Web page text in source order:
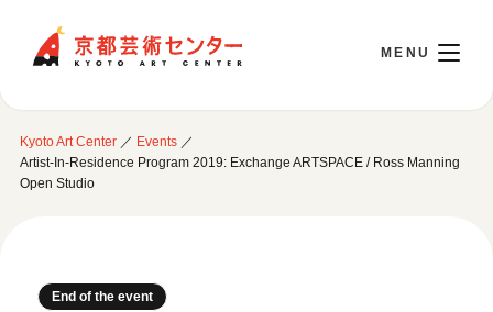
日本語
Kyoto Art Center／ Events／
Artist-In-Residence Program 2019: Exchange ARTSPACE / Ross Manning
Open Studio
End of the event